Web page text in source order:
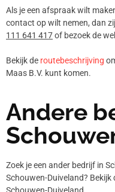
Als je een afspraak wilt
contact op wilt nemen, dan
111 641 417of bezoek de
Bekijk de routebeschrijving
Maas B.V. kunt komen.
Andere
Zoek je een ander bedrijf in
Schouwen-Duiveland? Bekijk
Schouwen-Duiveland.